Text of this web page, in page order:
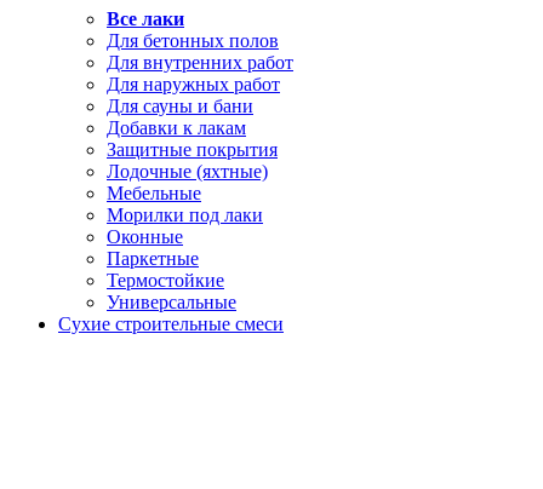
Все лаки
Для бетонных полов
Для внутренних работ
Для наружных работ
Для сауны и бани
Добавки к лакам
Защитные покрытия
Лодочные (яхтные)
Мебельные
Морилки под лаки
Оконные
Паркетные
Термостойкие
Универсальные
Сухие строительные смеси